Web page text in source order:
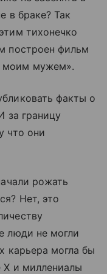
в браке? Так
тихонечко
построен фильм
моим мужем».
факты о
за границу
что они
рожать
Нет, это
люди не могли
карьера могла бы
X и миллениалы